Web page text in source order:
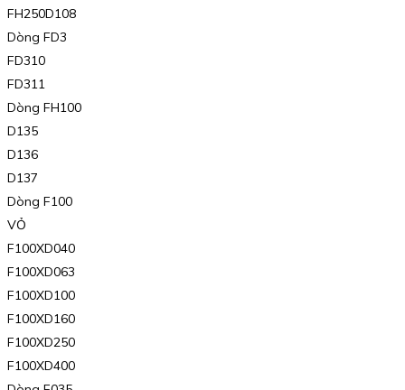
FH250D108
Dòng FD3
FD310
FD311
Dòng FH100
D135
D136
D137
Dòng F100
VỎ
F100XD040
F100XD063
F100XD100
F100XD160
F100XD250
F100XD400